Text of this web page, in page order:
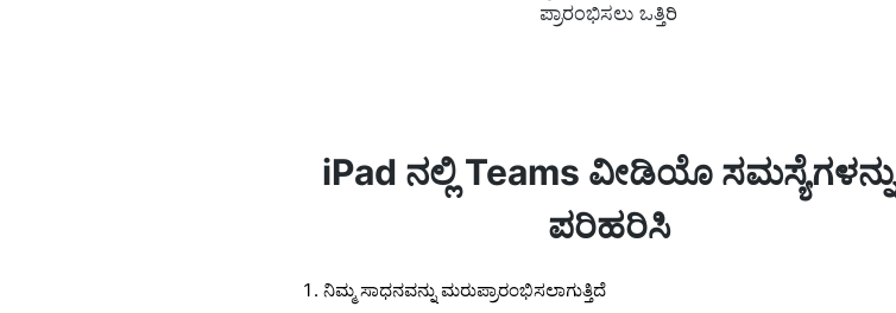
ಪ್ರಾರಂಭಿಸಲು ಒತ್ತಿರಿ
iPad ನಲ್ಲಿ Teams ವೀಡಿಯೊ ಸಮಸ್ಯೆಗಳನ್ನು
ಪರಿಹರಿಸಿ
ನಿಮ್ಮ ಸಾಧನವನ್ನು ಮರುಪ್ರಾರಂಭಿಸಲಾಗುತ್ತಿದೆ